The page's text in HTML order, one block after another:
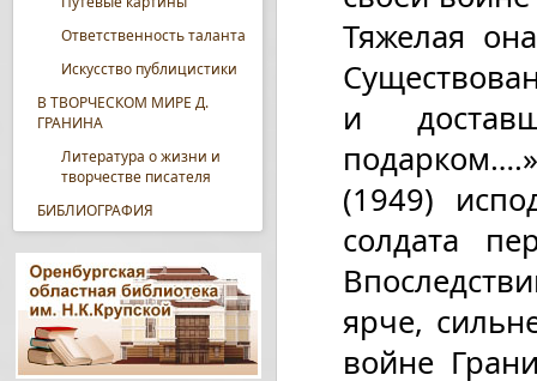
Тяжелая
и
(1949)
солдата
ярче,
войне
Ответственность таланта
Искусство публицистики
В ТВОРЧЕСКОМ МИРЕ Д.
ГРАНИНА
Литература о жизни и
творчестве писателя
БИБЛИОГРАФИЯ